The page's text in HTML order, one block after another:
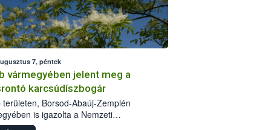
7, péntek
vármegyében jelent meg a
karcsúdíszbogár
területen, Borsod-Abaúj-Zemplén
is igazolta a Nemzeti
biztonsági Hivatal (Nébih) a